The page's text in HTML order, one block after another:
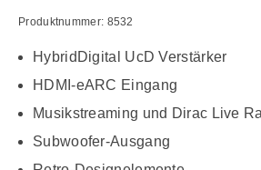
Produktnummer: 8532
HybridDigital UcD Verstärker
HDMI-eARC Eingang
Musikstreaming und Dirac Live
Subwoofer-Ausgang